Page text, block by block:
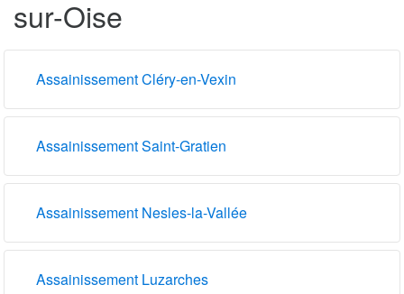
sur-Oise
Assainissement Cléry-en-Vexin
Assainissement Saint-Gratien
Assainissement Nesles-la-Vallée
Assainissement Luzarches